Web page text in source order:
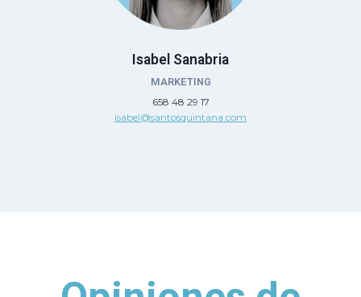
Isabel Sanabria
MARKETING
658 48 29 17
isabel@santosquintana.com